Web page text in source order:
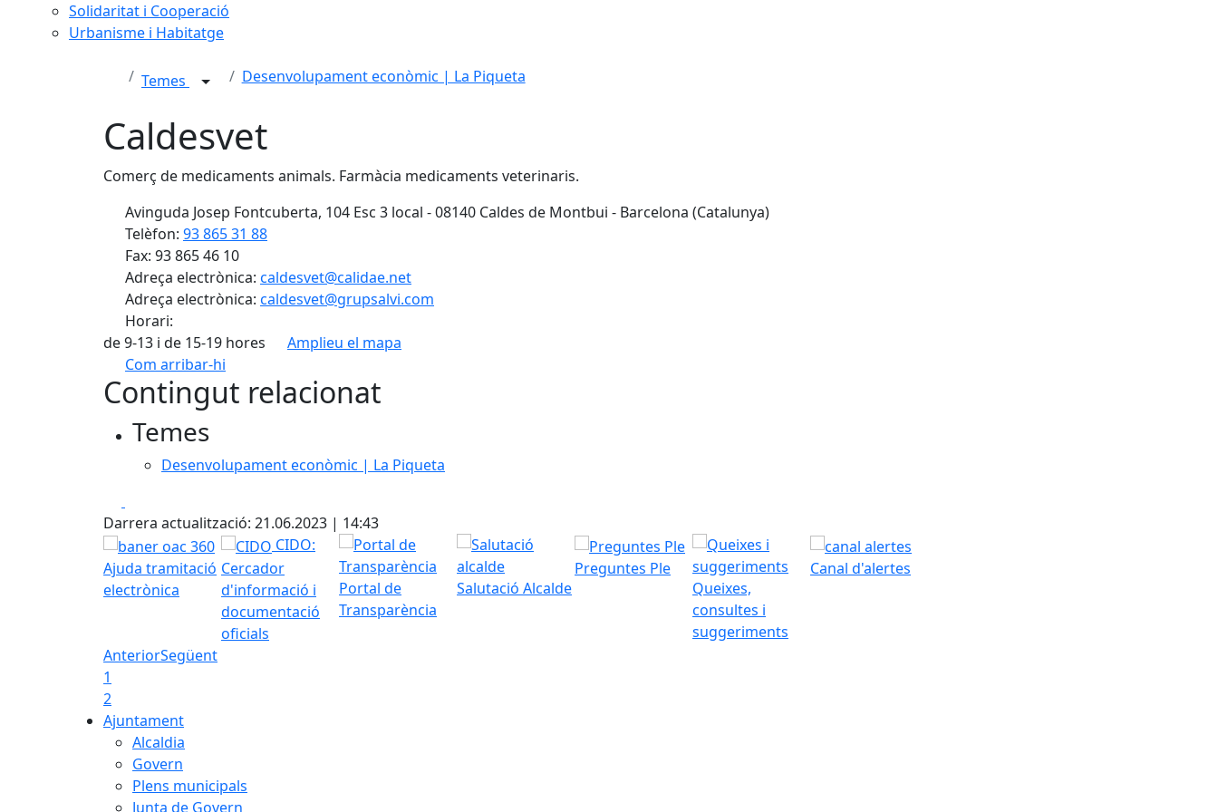
Solidaritat i Cooperació
Urbanisme i Habitatge
Temes Desenvolupament econòmic | La Piqueta
Caldesvet
Comerç de medicaments animals. Farmàcia medicaments veterinaris.
Avinguda Josep Fontcuberta, 104 Esc 3 local - 08140 Caldes de Montbui - Barcelona (Catalunya)
Telèfon: 93 865 31 88
Fax: 93 865 46 10
Adreça electrònica: caldesvet@calidae.net
Adreça electrònica: caldesvet@grupsalvi.com
Horari:
de 9-13 i de 15-19 hores
Amplieu el mapa
Com arribar-hi
+
−
Contingut relacionat
Temes
Desenvolupament econòmic | La Piqueta
Darrera actualització: 21.06.2023 | 14:43
Ajuda tramitació
electrònica
CIDO:
Cercador
d'informació i
documentació
oficials
Portal de
Transparència
Salutació Alcalde
Preguntes Ple
Queixes,
consultes i
suggeriments
Canal d'alertes
AnteriorSegüent
1
2
Ajuntament
Alcaldia
Govern
Plens municipals
Junta de Govern